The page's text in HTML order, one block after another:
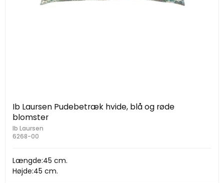
Ib Laursen Pudebetræk hvide, blå og røde
blomster
Ib Laursen
6268-00
Længde:45 cm.
Højde:45 cm.